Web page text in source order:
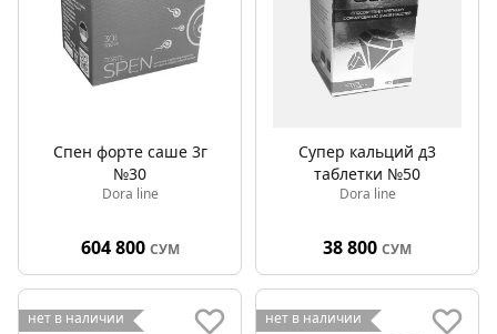
Спен форте саше 3г
№30
Dora line
604 800 СУМ
Супер кальций д3
таблетки №50
Dora line
38 800 СУМ
нет в наличии нет в наличии